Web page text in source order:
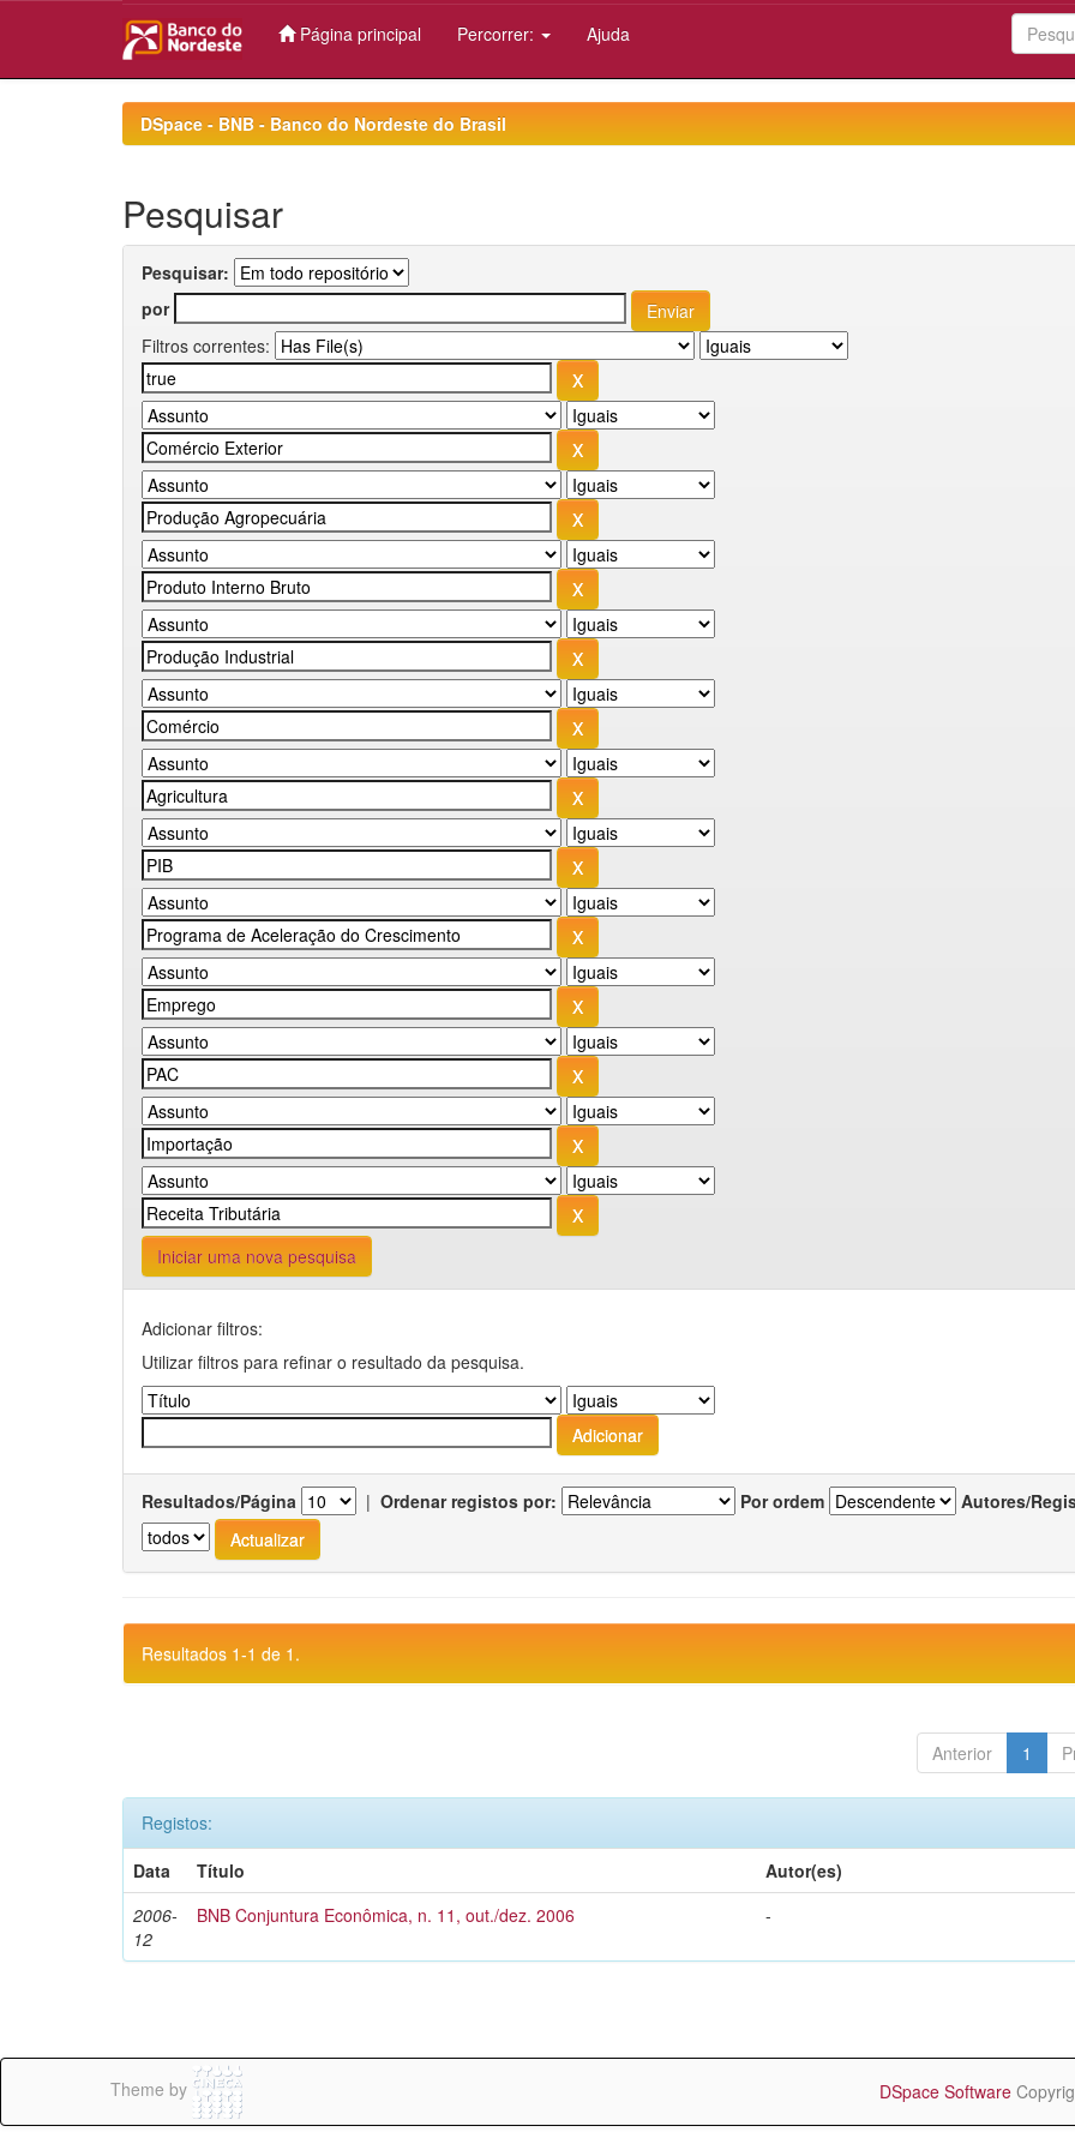
Página principal Percorrer: Ajuda
DSpace - BNB - Banco do Nordeste do Brasil
Pesquisar
Pesquisar:
por
Filtros correntes:
Iniciar uma nova pesquisa
Adicionar filtros:
Utilizar filtros para refinar o resultado da pesquisa.
Resultados/Página | Ordenar registos por: Por ordem Autores/
Resultados 1-1 de 1.
Anterior 1
Registos:
Data
Título
Autor(es)
2006-
12
BNB Conjuntura Econômica, n. 11, out./dez. 2006 -
Theme by DSpace Software